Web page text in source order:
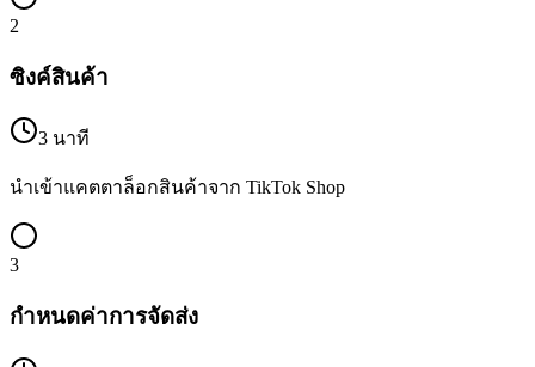
2
ซิงค์สินค้า
3 นาที
นำเข้าแคตตาล็อกสินค้าจาก TikTok Shop
3
กำหนดค่าการจัดส่ง